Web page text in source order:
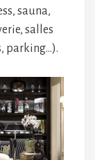
sauna,
salles
parking…).